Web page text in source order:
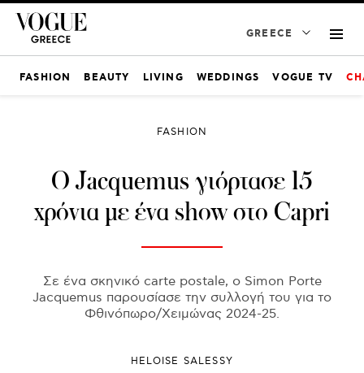
GREECE
FASHION BEAUTY LIVING WEDDINGS VOGUE TV
FASHION
Ο Jacquemus γιόρτασε 15
χρόνια με ένα show στο Capri
Σε ένα σκηνικό carte postale, ο Simon Porte
Jacquemus παρουσίασε την συλλογή του για το
Φθινόπωρο/Χειμώνας 2024-25.
HELOISE SALESSY